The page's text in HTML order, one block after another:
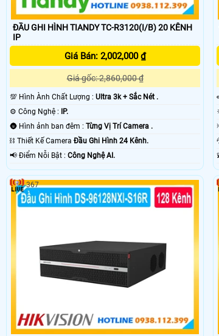
ĐẦU GHI HÌNH TIANDY TC-R3120(I/B) 20 KÊNH
IP
Giá Bán: 2,002,000 ₫
Giá gốc: 2,860,000 ₫
💯 Hình Ành Chất Lượng : Ultra 3k + Sắc Nét .
⚙ Công Nghệ :
IP.
🌚 Hình ảnh ban đêm : Từng Vị Trí Camera .
⛓ Thiết Kế Camera Đầu Ghi Hình 24 Kênh.
️📢 Điểm Nỗi Bật : Công Nghệ AI.
367